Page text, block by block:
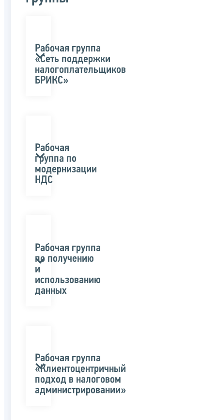
Рабочая группа
«Сеть поддержки
налогоплательщиков
БРИКС»
Рабочая
группа по
модернизации
НДС
Рабочая группа
по получению
и
использованию
данных
Рабочая группа
«Клиентоцентричный
подход в налоговом
администрировании»